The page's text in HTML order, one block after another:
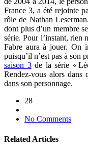
France 3, a été rejointe
rôle de Nathan
dont plus d’un membre
série. Pour l’instant, rien
Fabre aura à jouer. On
puisqu’il n’est pas à son
saison 3de la série «
Rendez-vous alors dans
dans son personnage.
28
No Comments
Related Articles